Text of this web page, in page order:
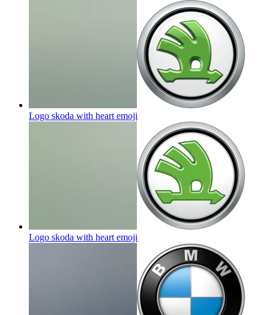
Logo skoda with heart emoji
Logo skoda with heart emoji